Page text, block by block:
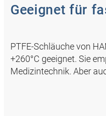
Geeignet für
PTFE-Schläuche von
+260°C geeignet. Sie
Medizintechnik. Aber